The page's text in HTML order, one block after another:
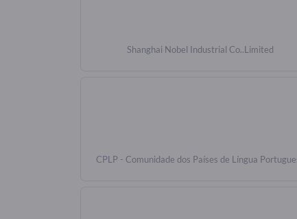
Shanghai Nobel Industrial Co..Limited
CPLP - Comunidade dos Países de Língua